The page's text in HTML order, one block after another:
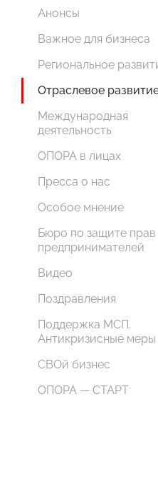
Анонсы
Важное для бизнеса
Региональное
Отраслевое
Международная
деятельность
ОПОРА в лицах
Пресса о нас
Особое мнение
Бюро по защите прав
предпринимателей
Видео
Поздравления
Поддержка МСП.
Антикризисные меры
СВОй бизнес
ОПОРА — СТАРТ